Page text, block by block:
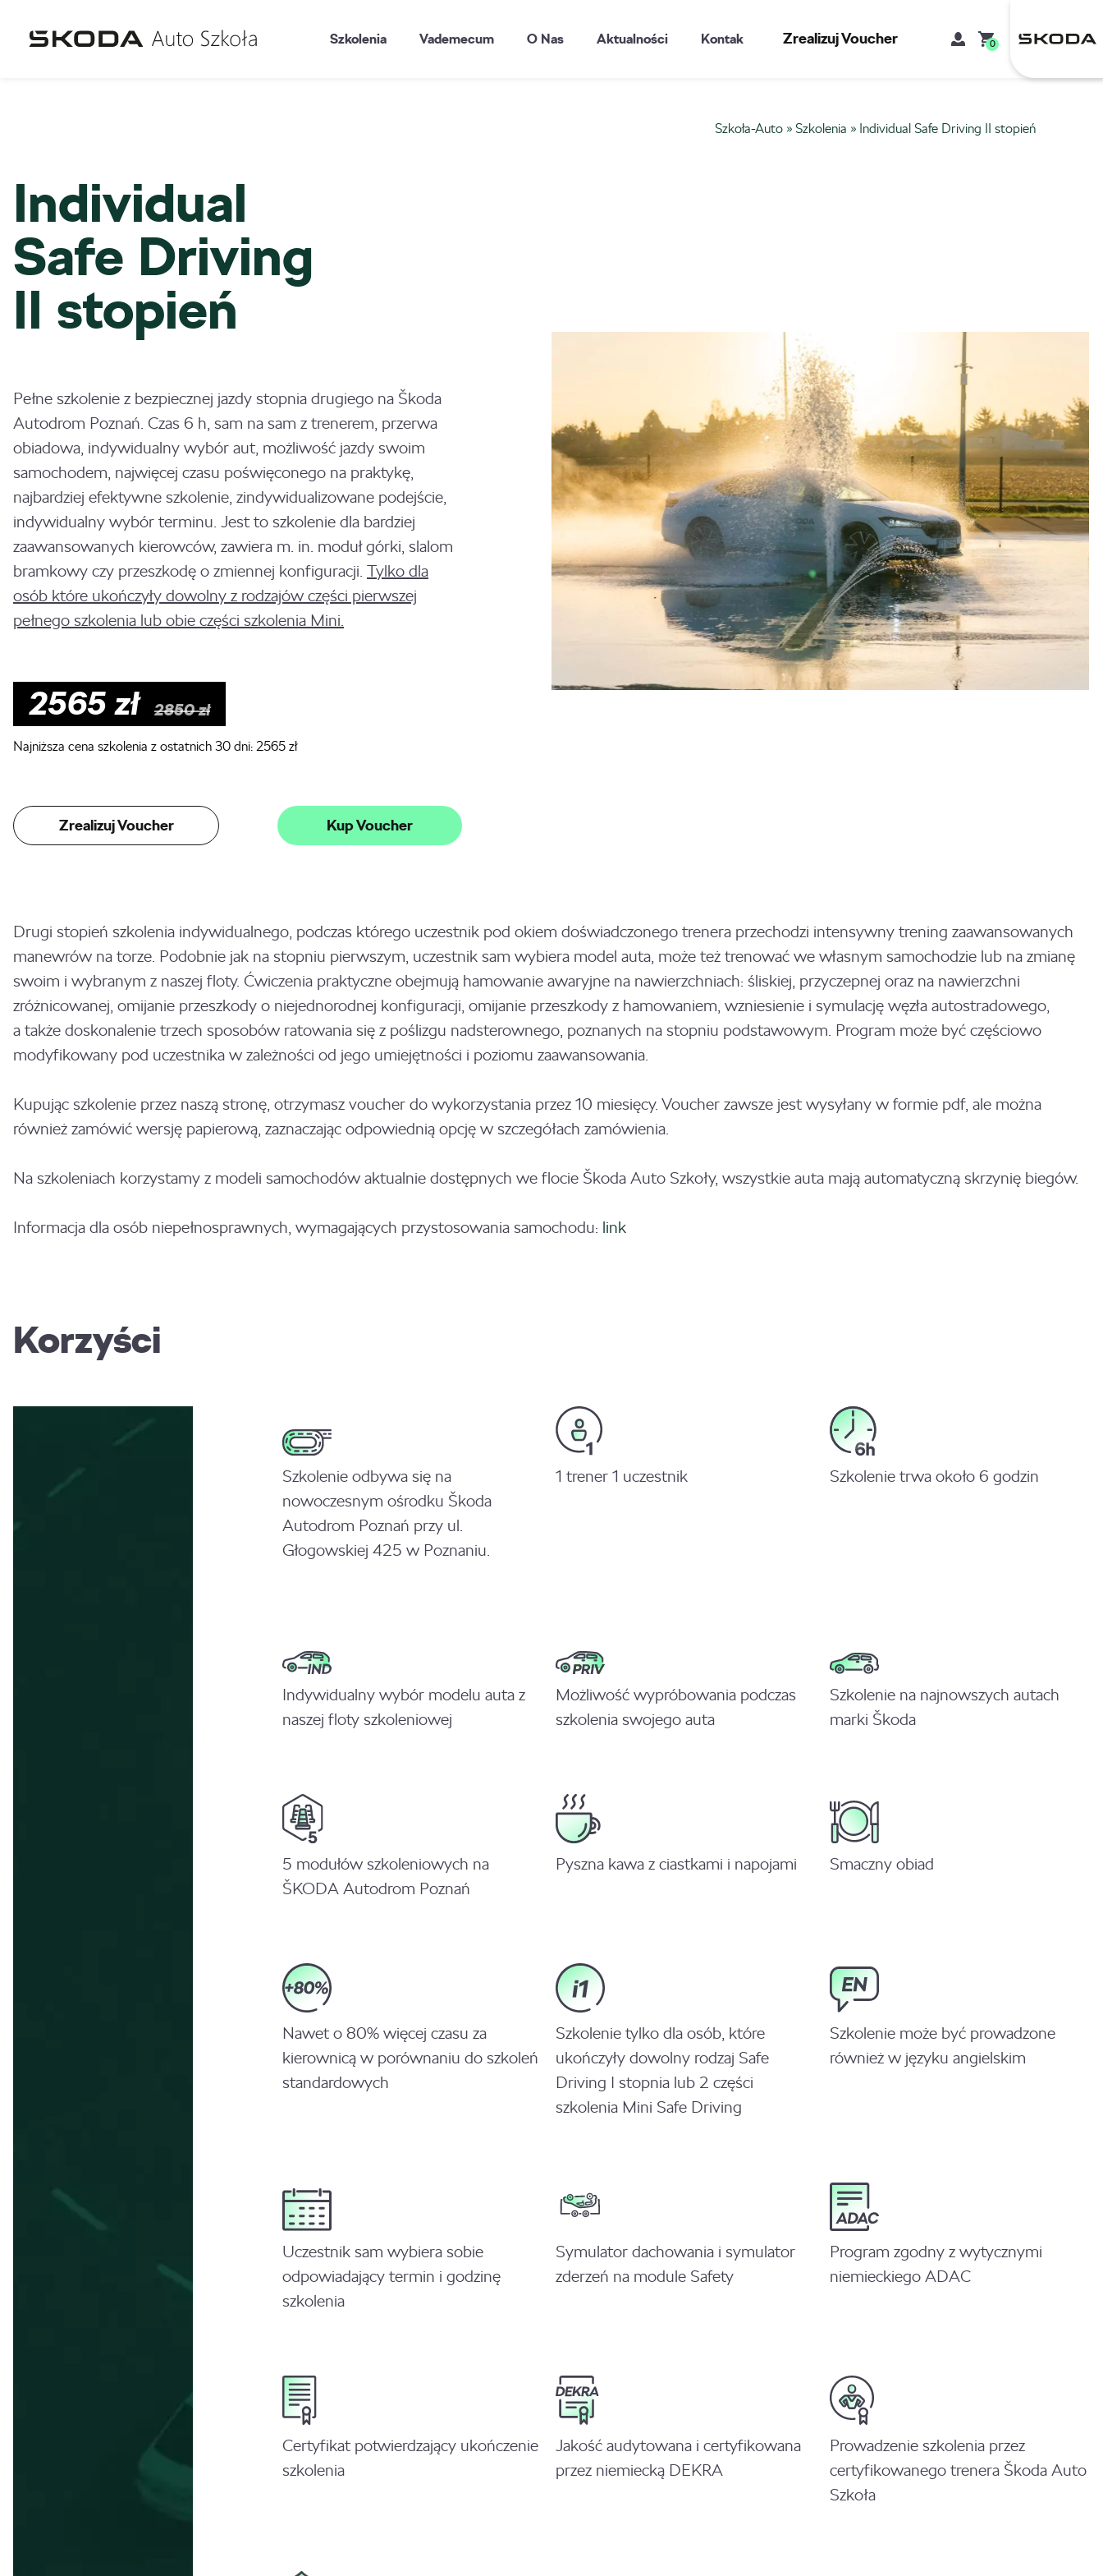
Szkolenia Vademecum O Nas Aktualności Kontakt Zrealizuj Voucher
Hasło
Pozostaw zalogowanego
0
Szkoła-Auto »Szkolenia » Individual Safe Driving II stopień
Individual
Safe Driving
II stopień
Pełne szkolenie z bezpiecznej jazdy stopnia drugiego na Škoda
Autodrom Poznań. Czas 6 h, sam na sam z trenerem, przerwa
obiadowa, indywidualny wybór aut, możliwość jazdy swoim
samochodem, najwięcej czasu poświęconego na praktykę,
najbardziej efektywne szkolenie, zindywidualizowane podejście,
indywidualny wybór terminu. Jest to szkolenie dla bardziej
zaawansowanych kierowców, zawiera m. in. moduł górki, slalom
bramkowy czy przeszkodę o zmiennej konfiguracji. Tylko dla
osób które ukończyły dowolny z rodzajów części pierwszej
pełnego szkolenia lub obie części szkolenia Mini.
2565zł 2850zł
Najniższa cena szkolenia z ostatnich 30 dni: 2565 zł
Zrealizuj Voucher Kup Voucher
Drugi stopień szkolenia indywidualnego, podczas którego uczestnik pod okiem doświadczonego trenera przechodzi intensywny trening zaawansowanych
manewrów na torze. Podobnie jak na stopniu pierwszym, uczestnik sam wybiera model auta, może też trenować we własnym samochodzie lub na zmianę
swoim i wybranym z naszej floty. Ćwiczenia praktyczne obejmują hamowanie awaryjne na nawierzchniach: śliskiej, przyczepnej oraz na nawierzchni
zróżnicowanej, omijanie przeszkody o niejednorodnej konfiguracji, omijanie przeszkody z hamowaniem, wzniesienie i symulację węzła autostradowego,
a także doskonalenie trzech sposobów ratowania się z poślizgu nadsterownego, poznanych na stopniu podstawowym. Program może być częściowo
modyfikowany pod uczestnika w zależności od jego umiejętności i poziomu zaawansowania.
Kupując szkolenie przez naszą stronę, otrzymasz voucher do wykorzystania przez 10 miesięcy. Voucher zawsze jest wysyłany w formie pdf, ale można
również zamówić wersję papierową, zaznaczając odpowiednią opcję w szczegółach zamówienia.
Na szkoleniach korzystamy z modeli samochodów aktualnie dostępnych we flocie Škoda Auto Szkoły, wszystkie auta mają automatyczną skrzynię biegów.
Informacja dla osób niepełnosprawnych, wymagających przystosowania samochodu: link
Korzyści
Szkolenie odbywa się na
nowoczesnym ośrodku Škoda
Autodrom Poznań przy ul.
Głogowskiej 425 w Poznaniu.
1 trener 1 uczestnik Szkolenie trwa około 6 godzin
Indywidualny wybór modelu auta z
naszej floty szkoleniowej
Możliwość wypróbowania podczas
szkolenia swojego auta
Szkolenie na najnowszych autach
marki Škoda
5 modułów szkoleniowych na
ŠKODA Autodrom Poznań
Pyszna kawa z ciastkami i napojami Smaczny obiad
Nawet o 80% więcej czasu za
kierownicą w porównaniu do szkoleń
standardowych
Szkolenie tylko dla osób, które
ukończyły dowolny rodzaj Safe
Driving I stopnia lub 2 części
szkolenia Mini Safe Driving
Szkolenie może być prowadzone
również w języku angielskim
Uczestnik sam wybiera sobie
odpowiadający termin i godzinę
szkolenia
Symulator dachowania i symulator
zderzeń na module Safety
Program zgodny z wytycznymi
niemieckiego ADAC
Certyfikat potwierdzający ukończenie
szkolenia
Jakość audytowana i certyfikowana
przez niemiecką DEKRA
Prowadzenie szkolenia przez
certyfikowanego trenera Škoda Auto
Szkoła